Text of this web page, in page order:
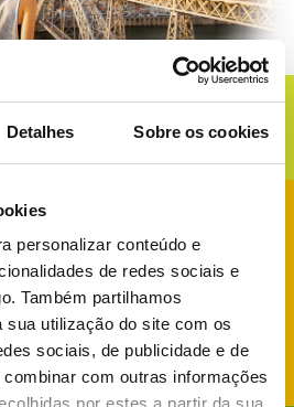
Detalhes Sobre os cookies
personalizar conteúdo e
de redes sociais e
Também partilhamos
sua utilização do site com os
sociais, de publicidade e de
com outras informações
por estes a partir da sua
BALCÃO